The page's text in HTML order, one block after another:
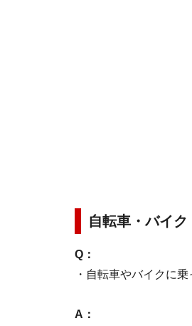
自転車・バイク
Q：
・自転車やバイクに
A：